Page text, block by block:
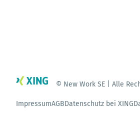
© New Work SE | Alle
ImpressumAGBDatenschutz bei XING